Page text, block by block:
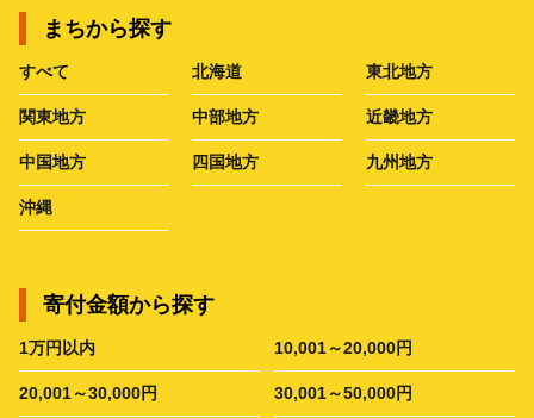
まちから探す
すべて 北海道 東北地方
関東地方 中部地方 近畿地方
中国地方 四国地方 九州地方
沖縄
寄付金額から探す
1万円以内 10,001～20,000円
20,001～30,000円 30,001～50,000円